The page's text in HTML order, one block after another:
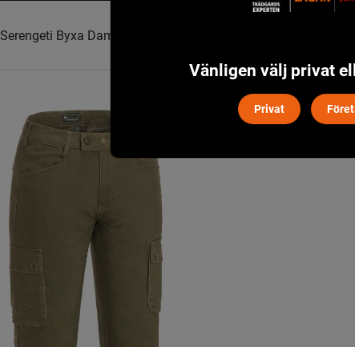
Serengeti Byxa Dam Pinewood - Jaktoliv
Vänligen välj privat
Privat